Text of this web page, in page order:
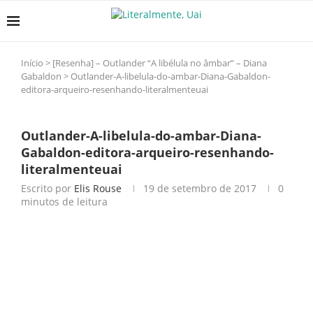
Início > [Resenha] – Outlander “A libélula no âmbar” – Diana
Gabaldon > Outlander-A-libelula-do-ambar-Diana-Gabaldon-
editora-arqueiro-resenhando-literalmenteuai
Outlander-A-libelula-do-ambar-Diana-
Gabaldon-editora-arqueiro-resenhando-
literalmenteuai
Escrito por Elis Rouse 19 de setembro de 2017
0
minutos de leitura